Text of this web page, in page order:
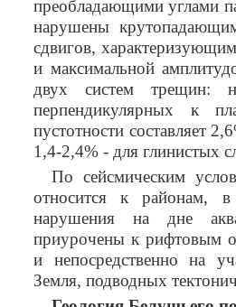
преобладающими углами
нарушены
сдвигов,
и максимальной
двух систем трещин:
перпендикулярных к
пустотности составляет
1,4-2,4% - для глинистых
По сейсмическим
относится к районам, в
нарушения на дне
приурочены к рифтовым
и непосредственно на
Земля, подводных